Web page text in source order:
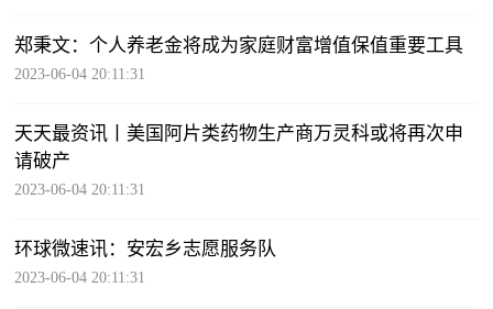
郑秉文：个人养老金将成为家庭财富增值保值重要工具
2023-06-04 20:11:31
天天最资讯丨美国阿片类药物生产商万灵科或将再次申
请破产
2023-06-04 20:11:31
环球微速讯：安宏乡志愿服务队
2023-06-04 20:11:31